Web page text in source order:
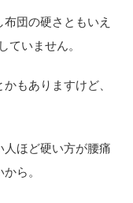
団の硬さともいえ
ていません。
もありますけど、
人ほど硬い方が腰痛
ら。